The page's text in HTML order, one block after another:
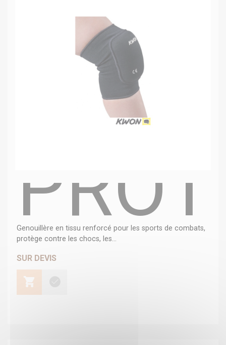
Genouillère en tissu renforcé pour les sports de combats,
protège contre les chocs, les...
SUR DEVIS